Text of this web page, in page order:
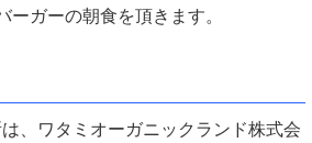
ーガーの朝食を頂きます。
、ワタミオーガニックランド株式会